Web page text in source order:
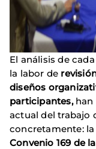
El análisis de
la labor de
diseños
participantes,han
actual del trabajo
concretamente: la
Convenio 169 de